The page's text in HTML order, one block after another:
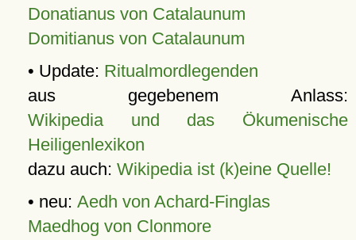
Donatianus von Catalaunum
Domitianus von Catalaunum
• Update: Ritualmordlegenden
aus gegebenem Anlass:
Wikipedia und das Ökumenische
Heiligenlexikon
dazu auch: Wikipedia ist (k)eine Quelle!
• neu: Aedh von Achard-Finglas
Maedhog von Clonmore